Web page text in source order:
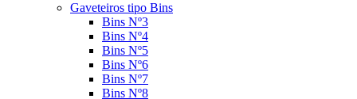
Gaveteiros tipo Bins
Bins Nº3
Bins Nº4
Bins Nº5
Bins Nº6
Bins Nº7
Bins Nº8